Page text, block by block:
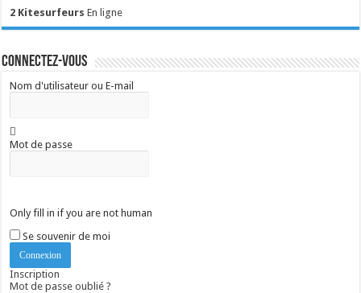
2 Kitesurfeurs En ligne
Connectez-vous
Nom d'utilisateur ou E-mail
Mot de passe
Only fill in if you are not human
Se souvenir de moi
Inscription
Mot de passe oublié ?